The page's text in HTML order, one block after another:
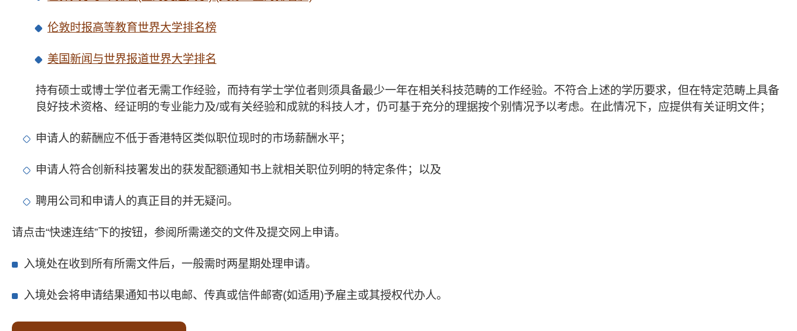
伦敦时报高等教育世界大学排名榜
美国新闻与世界报道世界大学排名
持有硕士或博士学位者无需工作经验，而持有学士学位者则须具备最少一年在相关科技范畴的工作经验。不符合上述的学历要求，但在特定范畴上具备
良好技术资格、经证明的专业能力及/或有关经验和成就的科技人才，仍可基于充分的理据按个别情况予以考虑。在此情况下，应提供有关证明文件；
申请人的薪酬应不低于香港特区类似职位现时的市场薪酬水平；
申请人符合创新科技署发出的获发配额通知书上就相关职位列明的特定条件；以及
聘用公司和申请人的真正目的并无疑问。
请点击“快速连结”下的按钮，参阅所需递交的文件及提交网上申请。
入境处在收到所有所需文件后，一般需时两星期处理申请。
入境处会将申请结果通知书以电邮、传真或信件邮寄(如适用)予雇主或其授权代办人。